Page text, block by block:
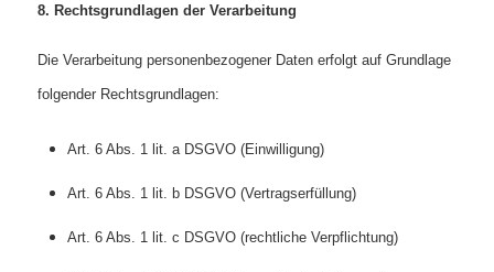
8. Rechtsgrundlagen der Verarbeitung
Die Verarbeitung personenbezogener Daten erfolgt auf Grundlage
folgender Rechtsgrundlagen:
Art. 6 Abs. 1 lit. a DSGVO (Einwilligung)
Art. 6 Abs. 1 lit. b DSGVO (Vertragserfüllung)
Art. 6 Abs. 1 lit. c DSGVO (rechtliche Verpflichtung)